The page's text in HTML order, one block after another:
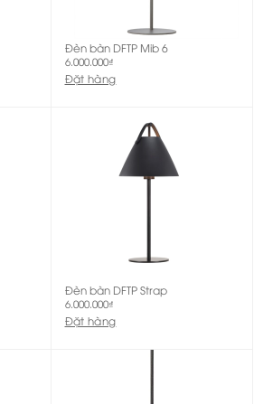
Đèn bàn DFTP Mib 6
6.000.000₫
Đặt hàng
Đèn bàn DFTP Strap
6.000.000₫
Đặt hàng